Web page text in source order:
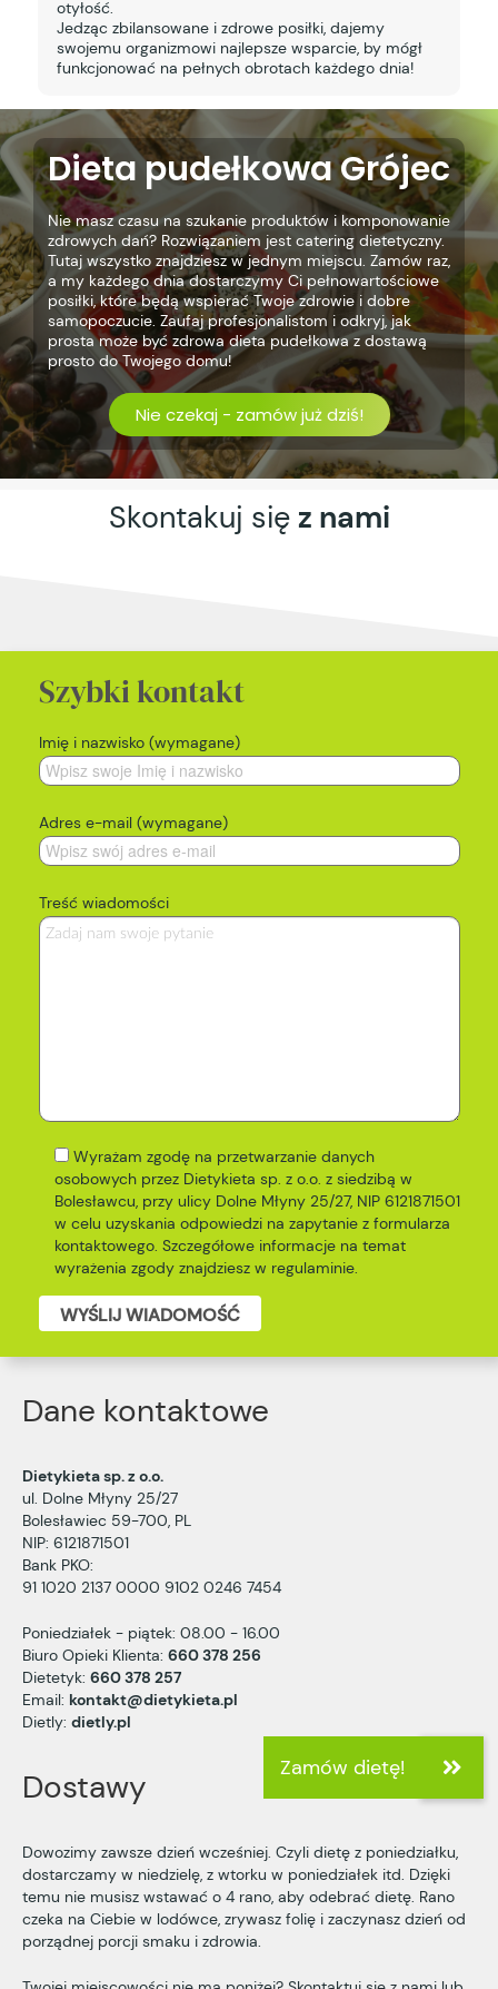
otyłość.
Jedząc zbilansowane i zdrowe posiłki, dajemy
swojemu organizmowi najlepsze wsparcie, by mógł
funkcjonować na pełnych obrotach każdego dnia!
Dieta pudełkowa Grójec
Nie masz czasu na szukanie produktów i komponowanie
zdrowych dań? Rozwiązaniem jest catering dietetyczny.
Tutaj wszystko znajdziesz w jednym miejscu. Zamów raz,
a my każdego dnia dostarczymy Ci pełnowartościowe
posiłki, które będą wspierać Twoje zdrowie i dobre
samopoczucie. Zaufaj profesjonalistom i odkryj, jak
prosta może być zdrowa dieta pudełkowa z dostawą
prosto do Twojego domu!
Nie czekaj - zamów już dziś!
Skontakuj się z nami
Dane kontaktowe
Dietykieta sp. z o.o.
ul. Dolne Młyny 25/27
Bolesławiec 59-700, PL
NIP: 6121871501
Bank PKO:
91 1020 2137 0000 9102 0246 7454
Poniedziałek - piątek: 08.00 - 16.00
Biuro Opieki Klienta: 660 378 256
Dietetyk: 660 378 257
Email: kontakt@dietykieta.pl
Dietly: dietly.pl
Dostawy
Dowozimy zawsze dzień wcześniej. Czyli dietę z poniedziałku,
dostarczamy w niedzielę, z wtorku w poniedziałek itd. Dzięki
temu nie musisz wstawać o 4 rano, aby odebrać dietę. Rano
czeka na Ciebie w lodówce, zrywasz folię i zaczynasz dzień od
porządnej porcji smaku i zdrowia.
Szybki kontakt
Imię i nazwisko (wymagane)
Adres e-mail (wymagane)
Treść wiadomości
Wyrażam zgodę na przetwarzanie danych
osobowych przez Dietykieta sp. z o.o. z siedzibą w
Bolesławcu, przy ulicy Dolne Młyny 25/27, NIP 6121871501
w celu uzyskania odpowiedzi na zapytanie z formularza
kontaktowego. Szczegółowe informacje na temat
wyrażenia zgody znajdziesz w regulaminie.
WYŚLIJ WIADOMOŚĆ